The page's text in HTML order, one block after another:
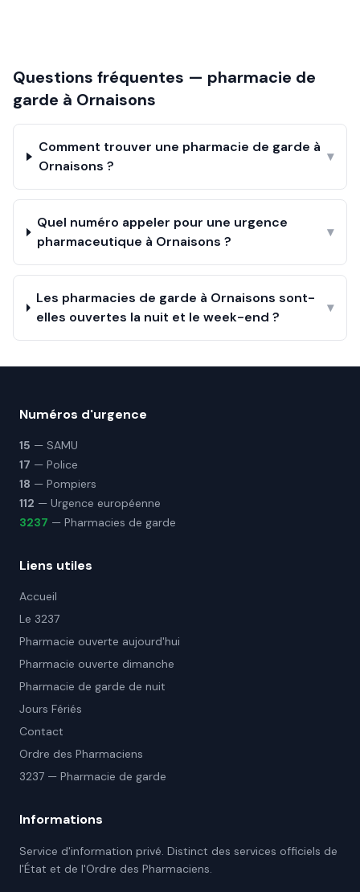
Questions fréquentes — pharmacie de
garde à Ornaisons
Comment trouver une pharmacie de garde à
Ornaisons ?
▾
Quel numéro appeler pour une urgence
pharmaceutique à Ornaisons ?
▾
Les pharmacies de garde à Ornaisons sont-
elles ouvertes la nuit et le week-end ?
▾
Numéros d'urgence
15 — SAMU
17 — Police
18 — Pompiers
112 — Urgence européenne
3237 — Pharmacies de garde
Liens utiles
Accueil
Le 3237
Pharmacie ouverte aujourd'hui
Pharmacie ouverte dimanche
Pharmacie de garde de nuit
Jours Fériés
Contact
Ordre des Pharmaciens
3237 — Pharmacie de garde
Informations
Service d'information privé. Distinct des services officiels de
l'État et de l'Ordre des Pharmaciens.